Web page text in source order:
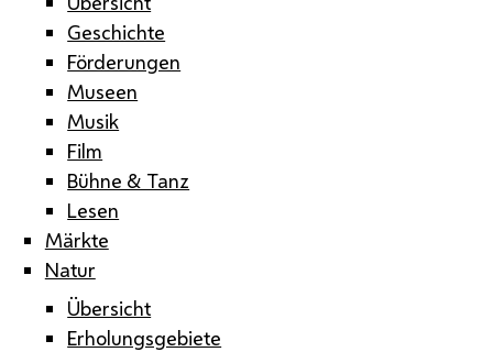
Geschichte
Förderungen
Museen
Musik
Film
Bühne & Tanz
Lesen
Märkte
Natur
Übersicht
Erholungsgebiete